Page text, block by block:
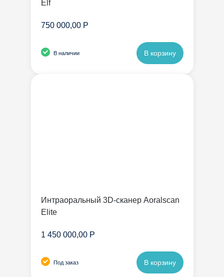
Elf
750 000,00 Р
В наличии В корзину
Интраоральный 3D-сканер Aoralscan
Elite
1 450 000,00 Р
Под заказ В корзину